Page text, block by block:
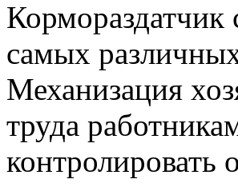
самых
Механизация
труда
контролировать